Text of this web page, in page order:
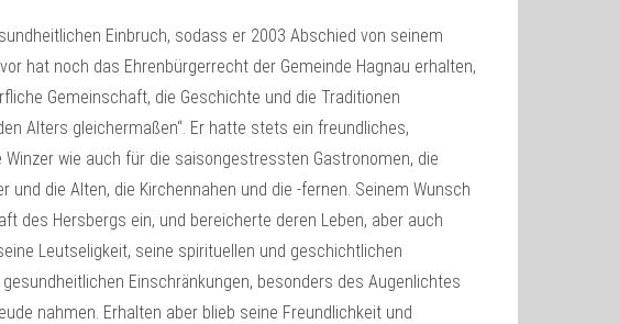
Einbruch, sodass er 2003 Abschied von seinem
hat noch das Ehrenbürgerrecht der Gemeinde Hagnau erhalten,
Gemeinschaft, die Geschichte und die Traditionen
Alters gleichermaßen“. Er hatte stets ein freundliches,
wie auch für die saisongestressten Gastronomen, die
und die Alten, die Kirchennahen und die -fernen. Seinem Wunsch
des Hersbergs ein, und bereicherte deren Leben, aber auch
Leutseligkeit, seine spirituellen und geschichtlichen
Einschränkungen, besonders des Augenlichtes
nahmen. Erhalten aber blieb seine Freundlichkeit und